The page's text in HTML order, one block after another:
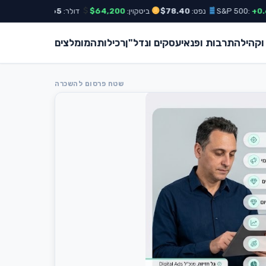
נפט:$78.40 ביטקוין:$64,200 דולר:₪3.65
וקהילהתרבות ופנאיעסקים ונדל"ןרכילותהמומלצים
שטח פרסום להשכרה